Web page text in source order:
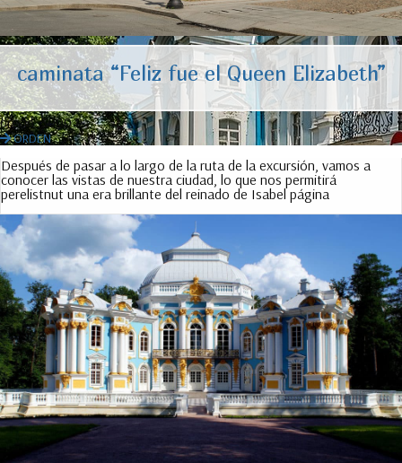
caminata “Feliz fue el Queen Elizabeth”
precio:3000 ₽
ORDEN
Después de pasar a lo largo de la ruta de la excursión, vamos a
conocer las vistas de nuestra ciudad, lo que nos permitirá
perelistnut una era brillante del reinado de Isabel página